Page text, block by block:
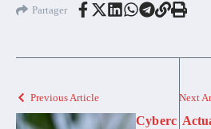
Partager
Previous Article
Cyberc
Next